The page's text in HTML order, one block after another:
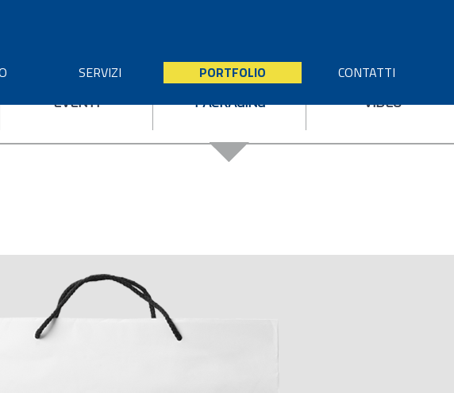
SERVIZI PORTFOLIO CONTATTI
EVENTI PACKAGING VIDEO